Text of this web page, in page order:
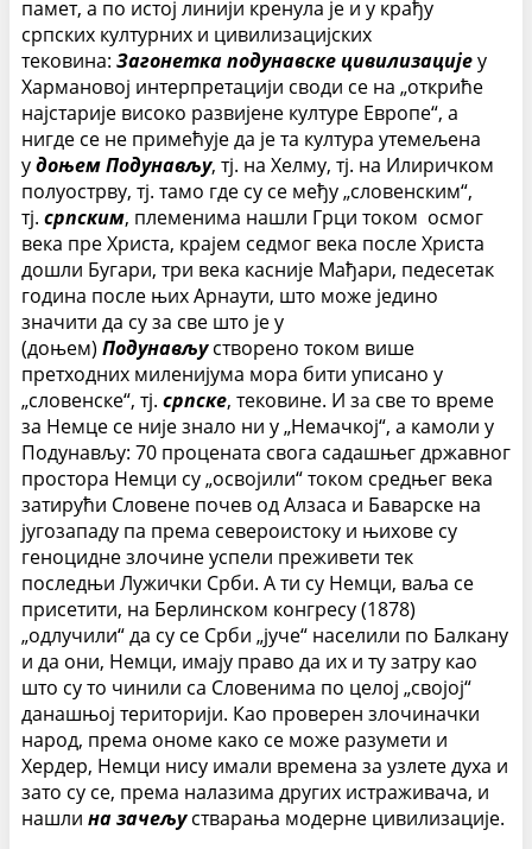
памет, а по истој линији кренула је и у крађу
српских културних и цивилизацијских
тековина: Загонетка подунавске цивилизацијеу
Хармановој интерпретацији своди се на „откриће
најстарије високо развијене културе Европе“, а
нигде се не примећује да је та култура утемељена
удоњем Подунављу, тј. на Хелму, тј. на Илиричком
полуострву, тј. тамо где су се међу „словенским“,
тј. српским, племенима нашли Грци током осмог
века пре Христа, крајем седмог века после Христа
дошли Бугари, три века касније Мађари, педесетак
година после њих Арнаути, што може једино
значити да су за све што је у
(доњем) Подунављустворено током више
претходних миленијума мора бити уписано у
„словенске“, тј. српске, тековине. И за све то време
за Немце се није знало ни у „Немачкој“, а камоли у
Подунављу: 70 процената свога садашњег државног
простора Немци су „освојили“ током средњег века
затирући Словене почев од Алзаса и Баварске на
југозападу па према североистоку и њихове су
геноцидне злочине успели преживети тек
последњи Лужички Срби. А ти су Немци, ваља се
присетити, на Берлинском конгресу (1878)
„одлучили“ да су се Срби „јуче“ населили по Балкану
и да они, Немци, имају право да их и ту затру као
што су то чинили са Словенима по целој „својој“
данашњој територији. Као проверен злочиначки
народ, према ономе како се може разумети и
Хердер, Немци нису имали времена за узлете духа и
зато су се, према налазима других истраживача, и
нашли на зачељустварања модерне цивилизације.